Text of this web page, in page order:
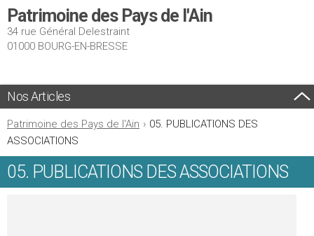
Patrimoine des Pays de l'Ain
34 rue Général Delestraint
01000 BOURG-EN-BRESSE
Nos Articles
Patrimoine des Pays de l'Ain › 05. PUBLICATIONS DES
ASSOCIATIONS
05. PUBLICATIONS DES ASSOCIATIONS